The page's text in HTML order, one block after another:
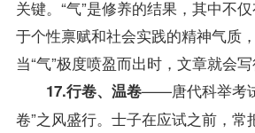
关键。“气”是修养的结果，其中不
于个性禀赋和社会实践的精神气质，
当“气”极度喷盈而出时，文章就会写
17.行卷、温卷——唐代科举考
卷”之风盛行。士子在应试之前，常